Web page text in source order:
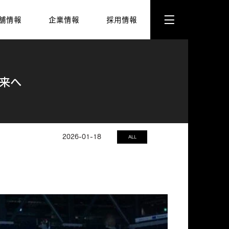
株式会社 ネッツトヨタ長崎株式会社
情報 企業情報 採用情報
へ
2026-01-18 ALL